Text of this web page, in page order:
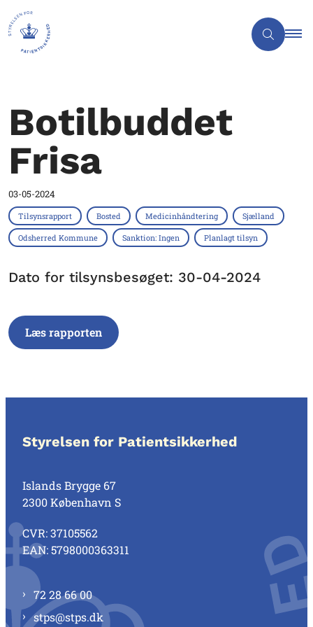
Botilbuddet
Frisa
03-05-2024
Tilsynsrapport Bosted Medicinhåndtering Sjælland
Odsherred Kommune Sanktion: Ingen Planlagt tilsyn
Dato for tilsynsbesøget: 30-04-2024
Læs rapporten
Styrelsen for Patientsikkerhed
Islands Brygge 67
2300 København S
CVR: 37105562
EAN: 5798000363311
72 28 66 00
stps@stps.dk